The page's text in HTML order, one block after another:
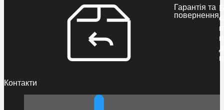
Гарантія та
повернення
Контакти